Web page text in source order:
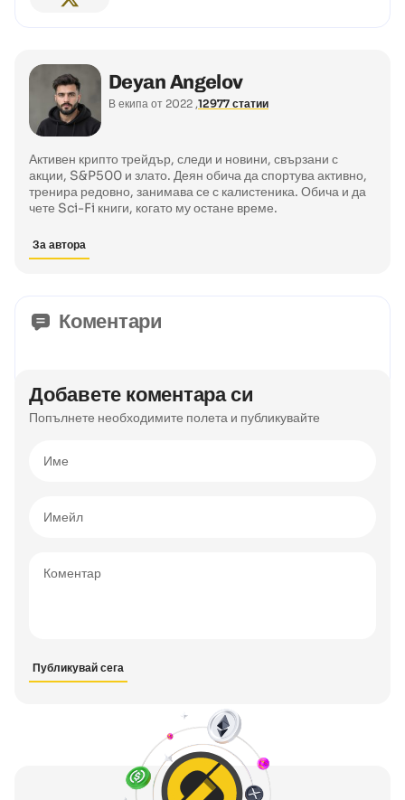
Активен крипто трейдър, следи и новини, свързани с
акции, S&P500 и злато. Деян обича да спортува активно,
тренира редовно, занимава се с калистеника. Обича и да
чете Sci-Fi книги, когато му остане време.
За автора
Deyan Angelov
12977 статии
В екипа от 2022
Коментари
Добавете коментара си
Попълнете необходимите полета и публикувайте
Коментар
Име
Имейл